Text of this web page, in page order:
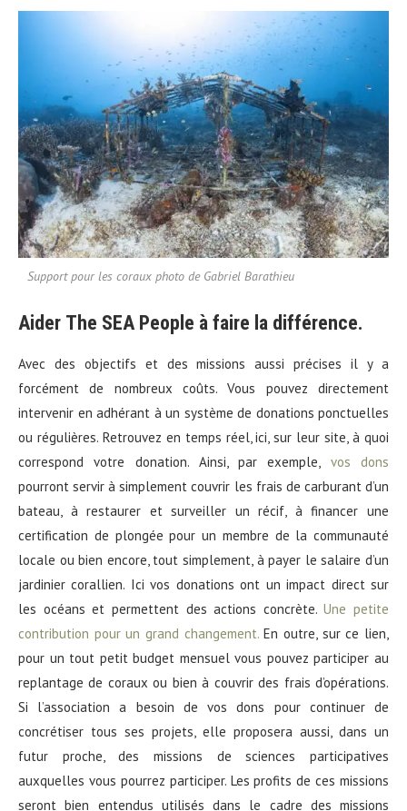
Support pour les coraux photo de Gabriel Barathieu
Aider The SEA People à faire la différence.
Avec des objectifs et des missions aussi précises il y a
forcément de nombreux coûts. Vous pouvez directement
intervenir en adhérant à un système de donations ponctuelles
ou régulières. Retrouvez en temps réel, ici, sur leur site, à quoi
correspond votre donation. Ainsi, par exemple, vos dons
pourront servir à simplement couvrir les frais de carburant d’un
bateau, à restaurer et surveiller un récif, à financer une
certification de plongée pour un membre de la communauté
locale ou bien encore, tout simplement, à payer le salaire d’un
jardinier corallien. Ici vos donations ont un impact direct sur
les océans et permettent des actions concrète.Une petite
contribution pour un grand changement.En outre, sur ce lien,
pour un tout petit budget mensuel vous pouvez participer au
replantage de coraux ou bien à couvrir des frais d’opérations.
Si l’association a besoin de vos dons pour continuer de
concrétiser tous ses projets, elle proposera aussi, dans un
futur proche, des missions de sciences participatives
auxquelles vous pourrez participer. Les profits de ces missions
seront bien entendus utilisés dans le cadre des missions